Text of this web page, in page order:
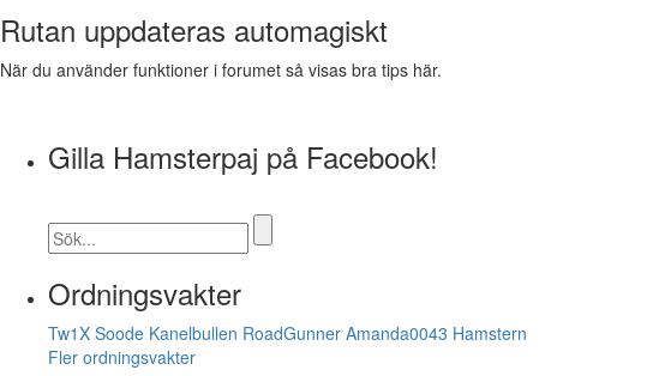
Rutan uppdateras automagiskt
När du använder funktioner i forumet så visas bra tips här.
Gilla Hamsterpaj på Facebook!
Ordningsvakter
Tw1X Soode Kanelbullen RoadGunner Amanda0043 Hamstern
Fler ordningsvakter